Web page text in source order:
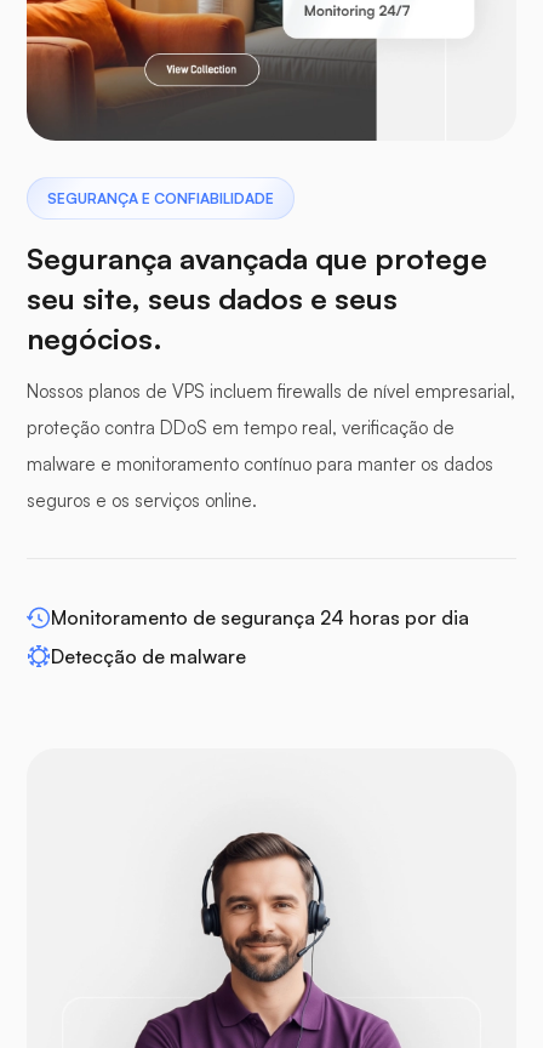
Laravel
Pterodáctilo
Opencart
Prestashop
SEGURANÇA E CONFIABILIDADE
Segurança avançada que protege
seu site, seus dados e seus
negócios.
Nossos planos de VPS incluem firewalls de nível empresarial,
proteção contra DDoS em tempo real, verificação de
malware e monitoramento contínuo para manter os dados
seguros e os serviços online.
Monitoramento de segurança 24 horas por dia
Detecção de malware